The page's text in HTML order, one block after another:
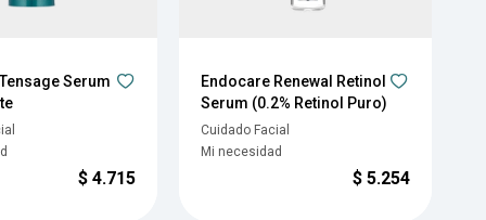
Serum
$ 4.715
Endocare Renewal Retinol
Serum (0.2% Retinol Puro)
Cuidado Facial
Mi necesidad
$ 5.254